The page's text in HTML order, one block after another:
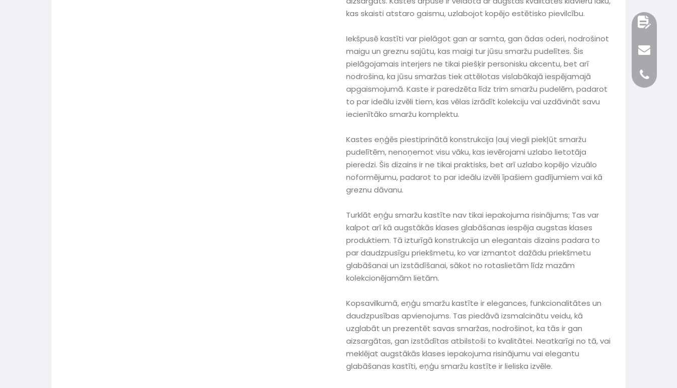
kas skaisti atstaro gaismu, uzlabojot kopējo estētisko pievilcību.
Iekšpusē kastīti var pielāgot gan ar samta, gan ādas oderi, nodrošinot
maigu un greznu sajūtu, kas maigi tur jūsu smaržu pudelītes. Šis
pielāgojamais interjers ne tikai piešķir personisku akcentu, bet arī
nodrošina, ka jūsu smaržas tiek attēlotas vislabākajā iespējamajā
apgaismojumā. Kaste ir paredzēta līdz trim smaržu pudelēm, padarot
to par ideālu izvēli tiem, kas vēlas izrādīt kolekciju vai uzdāvināt savu
iecienītāko smaržu komplektu.
Kastes eņģēs piestiprinātā konstrukcija ļauj viegli piekļūt smaržu
pudelītēm, nenoņemot visu vāku, kas ievērojami uzlabo lietotāja
pieredzi. Šis dizains ir ne tikai praktisks, bet arī uzlabo kopējo vizuālo
noformējumu, padarot to par ideālu izvēli īpašiem gadījumiem vai kā
greznu dāvanu.
Turklāt eņģu smaržu kastīte nav tikai iepakojuma risinājums; Tas var
kalpot arī kā augstākās klases glabāšanas iespēja augstas klases
produktiem. Tā izturīgā konstrukcija un elegantais dizains padara to
par daudzpusīgu priekšmetu, ko var izmantot dažādu priekšmetu
glabāšanai un izstādīšanai, sākot no rotaslietām līdz mazām
kolekcionējamām lietām.
Kopsavilkumā, eņģu smaržu kastīte ir elegances, funkcionalitātes un
daudzpusības apvienojums. Tas piedāvā izsmalcinātu veidu, kā
uzglabāt un prezentēt savas smaržas, nodrošinot, ka tās ir gan
aizsargātas, gan izstādītas atbilstoši to kvalitātei. Neatkarīgi no tā, vai
meklējat augstākās klases iepakojuma risinājumu vai elegantu
glabāšanas kastīti, eņģu smaržu kastīte ir lieliska izvēle.